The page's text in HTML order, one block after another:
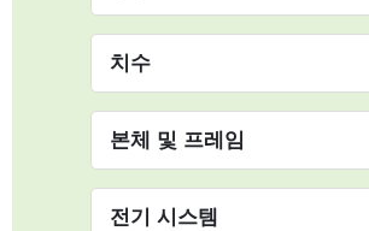
치수
본체 및 프레임
전기 시스템